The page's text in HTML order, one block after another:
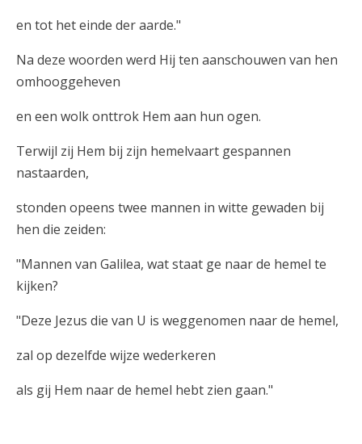
en tot het einde der aarde."
Na deze woorden werd Hij ten aanschouwen van hen
omhooggeheven
en een wolk onttrok Hem aan hun ogen.
Terwijl zij Hem bij zijn hemelvaart gespannen
nastaarden,
stonden opeens twee mannen in witte gewaden bij
hen die zeiden:
"Mannen van Galilea, wat staat ge naar de hemel te
kijken?
"Deze Jezus die van U is weggenomen naar de hemel,
zal op dezelfde wijze wederkeren
als gij Hem naar de hemel hebt zien gaan."